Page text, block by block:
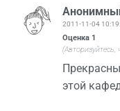
2011-11-04
Оценка 1
этой